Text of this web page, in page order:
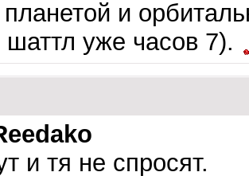
и
шаттл уже часов 7).
и тя не спросят.